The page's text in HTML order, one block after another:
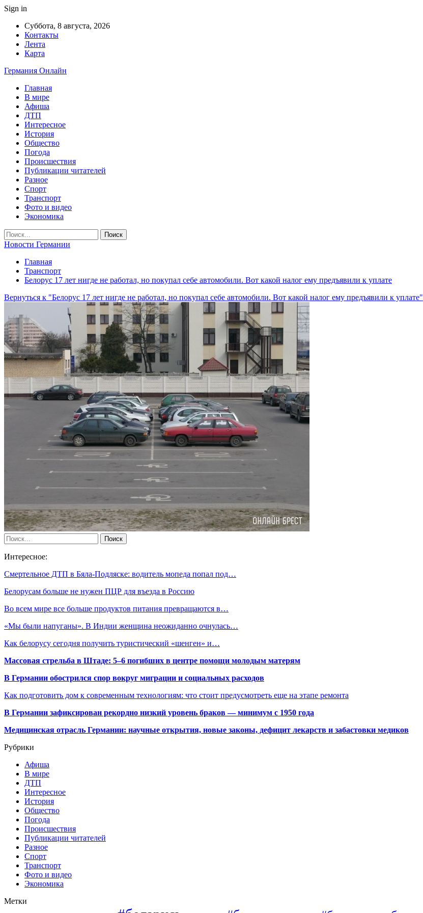
Sign in
Суббота, 8 августа, 2026
Контакты
Лента
Карта
Германия Онлайн
Главная
В мире
Афиша
ДТП
Интересное
История
Общество
Погода
Происшествия
Публикации читателей
Разное
Спорт
Транспорт
Фото и видео
Экономика
Новости Германии
Главная
Транспорт
Белорус 17 лет нигде не работал, но покупал себе автомобили. Вот какой налог ему предъявили к уплате
Вернуться к "Белорус 17 лет нигде не работал, но покупал себе автомобили. Вот какой налог ему предъявили к уплате"
Интересное:
Смертельное ДТП в Бяла-Подляске: водитель мопеда попал под…
Белорусам больше не нужен ПЦР для въезда в Россию
Во всем мире все больше продуктов питания превращаются в…
«Мы были напуганы». В Индии женщина неожиданно очнулась…
Как белорусу сегодня получить туристический «шенген» и…
Массовая стрельба в Штаде: 5–6 погибших в центре помощи молодым матерям
В Германии обострился спор вокруг миграции и социальных расходов
Как подготовить дом к современным технологиям: что стоит предусмотреть еще на этапе ремонта
В Германии зафиксирован рекордно низкий уровень браков — минимум с 1950 года
Медицинская отрасль Германии: научные открытия, новые законы, дефицит лекарств и забастовки медиков
Рубрики
Афиша
В мире
ДТП
Интересное
История
Общество
Погода
Происшествия
Публикации читателей
Разное
Спорт
Транспорт
Фото и видео
Экономика
Метки